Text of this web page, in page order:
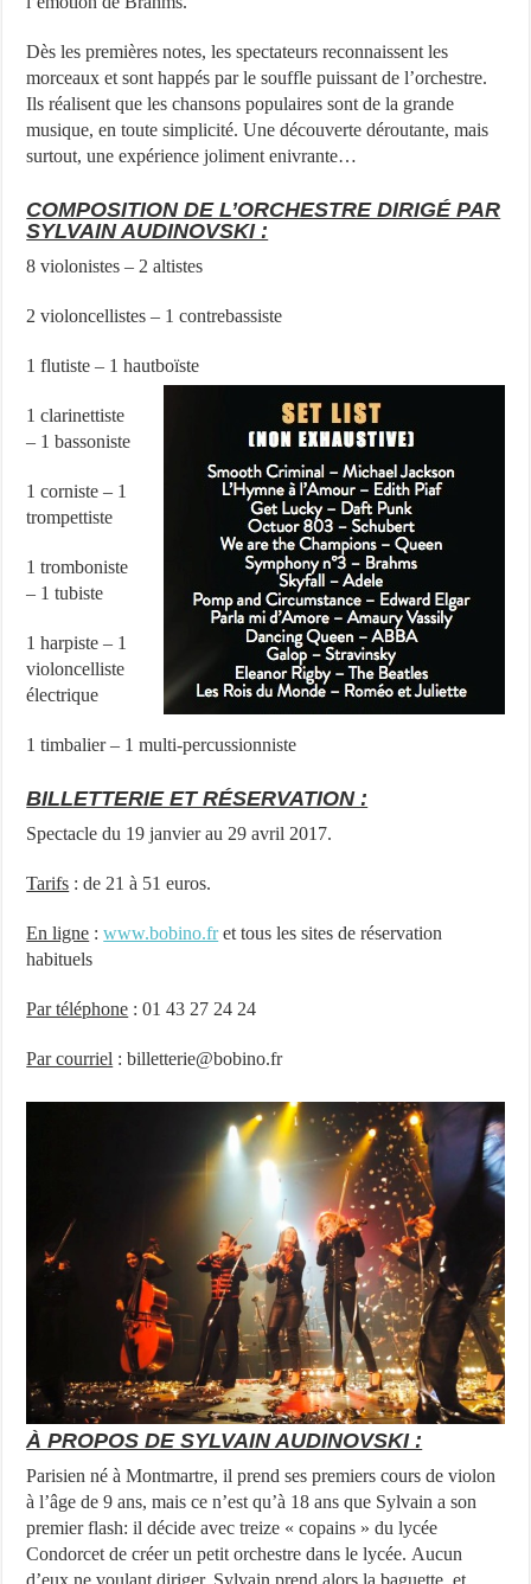
Dès les premières notes, les spectateurs reconnaissent les
morceaux et sont happés par le souffle puissant de l’orchestre.
Ils réalisent que les chansons populaires sont de la grande
musique, en toute simplicité. Une découverte déroutante, mais
surtout, une expérience joliment enivrante…
COMPOSITION DE L’ORCHESTRE DIRIGÉ PAR
SYLVAIN AUDINOVSKI :
8 violonistes – 2 altistes
2 violoncellistes – 1 contrebassiste
1 flutiste – 1 hautboïste
1 clarinettiste
– 1 bassoniste
1 corniste – 1
trompettiste
1 tromboniste
– 1 tubiste
1 harpiste – 1
violoncelliste
électrique
1 timbalier – 1 multi-percussionniste
BILLETTERIE ET RÉSERVATION :
Spectacle du 19 janvier au 29 avril 2017.
Tarifs : de 21 à 51 euros.
En ligne :www.bobino.fret tous les sites de réservation
habituels
Par téléphone : 01 43 27 24 24
Par courriel : billetterie@bobino.fr
À PROPOS DE SYLVAIN AUDINOVSKI :
Parisien né à Montmartre, il prend ses premiers cours de violon
à l’âge de 9 ans, mais ce n’est qu’à 18 ans que Sylvain a son
premier flash: il décide avec treize « copains » du lycée
Condorcet de créer un petit orchestre dans le lycée. Aucun
d’eux ne voulant diriger, Sylvain prend alors la baguette, et